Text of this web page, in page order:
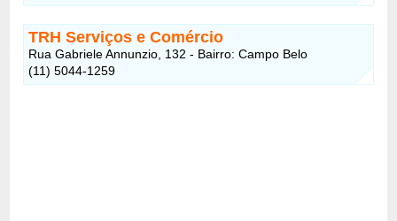
TRH Serviços e Comércio
Rua Gabriele Annunzio, 132 - Bairro: Campo Belo
(11) 5044-1259